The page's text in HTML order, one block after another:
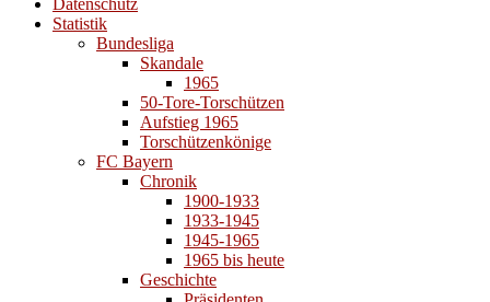
Statistik
Bundesliga
Skandale
1965
50-Tore-Torschützen
Aufstieg 1965
Torschützenkönige
FC Bayern
Chronik
1900-1933
1933-1945
1945-1965
1965 bis heute
Geschichte